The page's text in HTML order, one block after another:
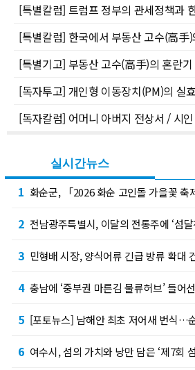
[특별칼럼] 트럼프 정부의 관세정책과
[특별칼럼] 한국에서 부동산 고수(高手
[특별기고] 부동산 고수(高手)의 혼란
[독자투고] 개인형 이동장치(PM)의 실
[독자칼럼] 어머니 아버지 전상서 / 시
실시간뉴스
1 화순군, 「2026 화순 고인돌 가을꽃 축제」 연계 체
2 전남광주특별시, 이달의 전통주에 ‘섬
3 민형배 시장, 양식어류 긴급 방류 확대
4 충남에 ‘중부권 마른김 물류허브’ 들어
5 [포토뉴스] 남해안 최초 저어새 번식…
6 여수시, 섬의 가치와 낭만 담은 ‘제7회